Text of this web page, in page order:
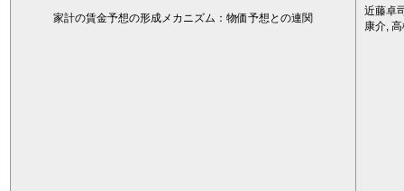
家計の賃金予想の形成メカニズム：物価予想との連関
近藤卓
康介,